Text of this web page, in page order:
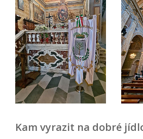
Kam vyrazit na dobré